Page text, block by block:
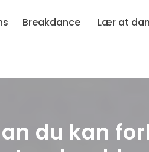
Breakdance Lær at
du kan